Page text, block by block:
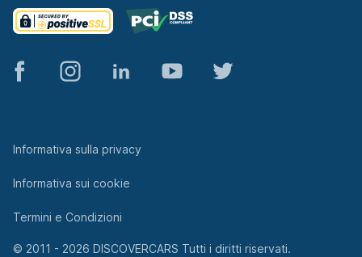
© 2011 - 2026 DISCOVERCARS Tutti i diritti riservati.